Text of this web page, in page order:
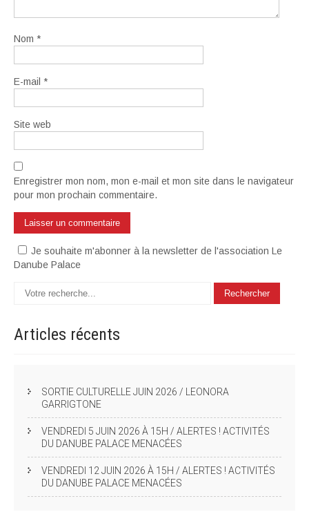
Nom *
E-mail *
Site web
Enregistrer mon nom, mon e-mail et mon site dans le navigateur
pour mon prochain commentaire.
Je souhaite m'abonner à la newsletter de l'association Le
Danube Palace
Articles récents
SORTIE CULTURELLE JUIN 2026 / LEONORA
GARRIGTONE
VENDREDI 5 JUIN 2026 À 15H / ALERTES ! ACTIVITÉS
DU DANUBE PALACE MENACÉES
VENDREDI 12 JUIN 2026 À 15H / ALERTES ! ACTIVITÉS
DU DANUBE PALACE MENACÉES